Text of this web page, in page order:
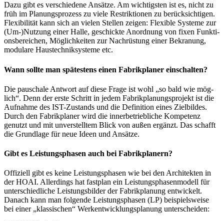
Dazu gibt es ver­schie­de­ne Ansät­ze. Am wich­tigs­ten ist es, nicht zu
früh im Pla­nungs­pro­zess zu vie­le Restrik­tio­nen zu berück­sich­ti­gen.
Fle­xi­bi­li­tät kann sich an vie­len Stel­len zei­gen: Fle­xi­ble Sys­te­me zur
(Um-)Nutzung einer Hal­le, geschick­te Anord­nung von fixen Funk­ti­
ons­be­rei­chen, Mög­lich­kei­ten zur Nach­rüs­tung einer Bekra­nung,
modu­la­re Haus­tech­nik­sys­te­me etc.
Wann sollte man spätestens einen Fabrikplaner einschalten?
Die pau­scha­le Ant­wort auf die­se Fra­ge ist wohl „so bald wie mög­
lich“. Denn der ers­te Schritt in jedem Fabrik­pla­nungs­pro­jekt ist die
Auf­nah­me des IST-Zustands und die Defi­ni­ti­on eines Ziel­bil­des.
Durch den Fabrik­pla­ner wird die inner­be­trieb­li­che Kom­pe­tenz
genutzt und mit unver­stell­tem Blick von außen ergänzt. Das schafft
die Grund­la­ge für neue Ideen und Ansätze.
Gibt es Leistungsphasen auch bei Fabrikplanern?
Offi­zi­ell gibt es kei­ne Leis­tungs­pha­sen wie bei den Archi­tek­ten in
der HOAI. Aller­dings hat fast­plan ein Leis­tungs­pha­sen­mo­dell für
unter­schied­li­che Leis­tungs­bil­der der Fabrik­pla­nung ent­wi­ckelt.
Danach kann man fol­gen­de Leis­tungs­pha­sen (LP) bei­spiels­wei­se
bei einer „klas­si­schen“ Werk­ent­wick­lungs­pla­nung unterscheiden: